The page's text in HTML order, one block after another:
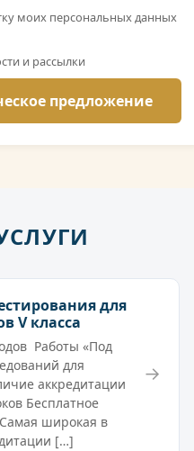
моих персональных данных
и рассылки
для
V класса
Работы «Под
для
аккредитации
Бесплатное
широкая в
[…]
→